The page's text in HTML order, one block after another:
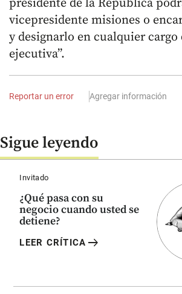
presidente de la República
vicepresidente misiones o
y designarlo en cualquier cargo
ejecutiva”.
Reportar un error Agregar información
Sigue leyendo
Invitado
¿Qué pasa con su
negocio cuando usted se
detiene?
LEER CRÍTICA arrow_right_alt